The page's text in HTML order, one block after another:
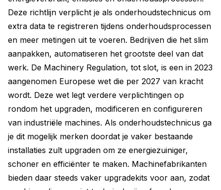
Deze richtlijn verplicht je als onderhoudstechnicus om
extra data te registreren tijdens onderhoudsprocessen
en meer metingen uit te voeren. Bedrijven die het slim
aanpakken, automatiseren het grootste deel van dat
werk. De Machinery Regulation, tot slot, is een in 2023
aangenomen Europese wet die per 2027 van kracht
wordt. Deze wet legt verdere verplichtingen op
rondom het upgraden, modificeren en configureren
van industriële machines. Als onderhoudstechnicus ga
je dit mogelijk merken doordat je vaker bestaande
installaties zult upgraden om ze energiezuiniger,
schoner en efficiënter te maken. Machinefabrikanten
bieden daar steeds vaker upgradekits voor aan, zodat